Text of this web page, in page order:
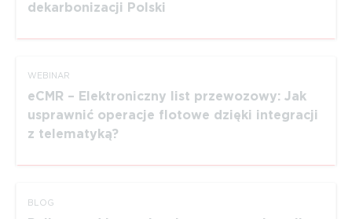
dekarbonizacji Polski
WEBINAR
eCMR – Elektroniczny list przewozowy: Jak
usprawnić operacje flotowe dzięki integracji
z telematyką?
BLOG